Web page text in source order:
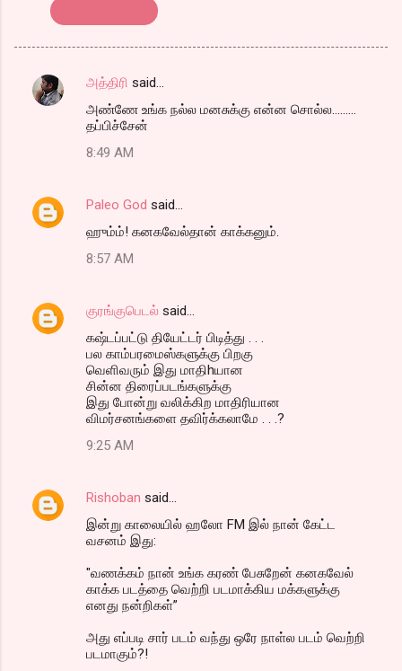
C
n
அத்திரி said…
அண்ணே உங்க நல்ல மனசுக்கு என்ன சொல்ல.........
தப்பிச்சேன்
8:49 AM
Paleo God said…
ஹும்ம்! கனகவேல்தான் காக்கனும்.
8:57 AM
குரங்குபெடல் said…
கஷ்டப்பட்டு தியேட்டர் பிடித்து . . .
பல காம்பரமைஸ்களுக்கு பிறகு
வெளிவரும் இது மாதிhயான
சின்ன திரைப்படங்களுக்கு
இது போன்று வலிக்கிற மாதிரியான
விமர்சனங்களை தவிர்க்கலாமே . . .?
9:25 AM
Rishoban said…
இன்று காலையில் ஹலோ FM இல் நான் கேட்ட
வசனம் இது:
"வணக்கம் நான் உங்க கரண் பேசுறேன் கனகவேல்
காக்க படத்தை வெற்றி படமாக்கிய மக்களுக்கு
எனது நன்றிகள்”
அது எப்படி சார் படம் வந்து ஒரே நாள்ல படம் வெற்றி
படமாகும்?!